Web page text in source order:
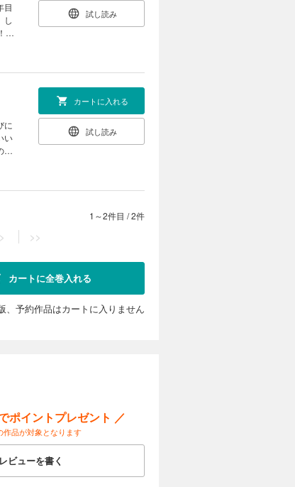
目
し
！
試し読み
に
い
子
カートに入れる
試し読み
1～2件目 /2件
> >>
カートに全巻入れる
、予約作品はカートに入りません
ポイントプレゼント ／
作品が対象となります
レビューを書く